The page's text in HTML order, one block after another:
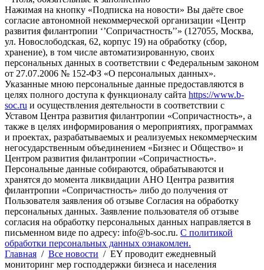
Нажимая на кнопку «Подписка на новости» Вы даёте свое
согласие автономной некоммерческой организации «Центр
развития филантропии ‘’Сопричастность’’» (127055, Москва,
ул. Новослободская, 62, корпус 19) на обработку (сбор,
хранение), в том числе автоматизированную, своих
персональных данных в соответствии с Федеральным законом
от 27.07.2006 № 152-ФЗ «О персональных данных».
Указанные мною персональные данные предоставляются в
целях полного доступа к функционалу сайта https://www.b-
soc.ru и осуществления деятельности в соответствии с
Уставом Центра развития филантропии «Сопричастность», а
также в целях информирования о мероприятиях, программах
и проектах, разрабатываемых и реализуемых некоммерческим
негосударственным объединением «Бизнес и Общество» и
Центром развития филантропии «Сопричастность».
Персональные данные собираются, обрабатываются и
хранятся до момента ликвидации АНО Центра развития
филантропии «Сопричастность» либо до получения от
Пользователя заявления об отзыве Согласия на обработку
персональных данных. Заявление пользователя об отзыве
согласия на обработку персональных данных направляется в
письменном виде по адресу: info@b-soc.ru. С политикой
обработки персональных данных ознакомлен.
Главная / Все новости / EY проводит ежедневный
мониторинг мер господдержки бизнеса и населения